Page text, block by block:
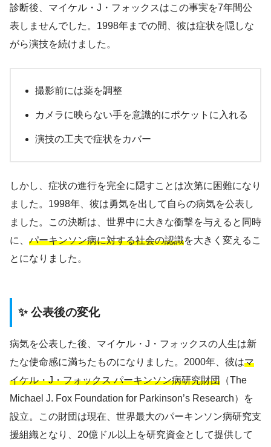
診断後、マイケル・J・フォックスはこの事実を7年間公
表しませんでした。1998年までの間、彼は症状を隠しな
がら演技を続けました。
撮影前には薬を調整
カメラに映らない手を意識的にポケットに入れる
演技の工夫で症状をカバー
しかし、症状の進行を完全に隠すことは次第に困難になり
ました。1998年、彼は勇気を出して自らの病気を公表し
ました。この決断は、世界中に大きな衝撃を与えると同時
に、 パーキンソン病に対する社会の認識を大きく変えるこ
とになりました。
✨ 公表後の変化
病気を公表した後、マイケル・J・フォックスの人生は新
たな使命感に満ちたものになりました。2000年、彼はマ
イケル・J・フォックス パーキンソン病研究財団 （The
Michael J. Fox Foundation for Parkinson’s Research）を
設立。この財団は現在、世界最大のパーキンソン病研究支
援組織となり、20億ドル以上を研究資金として提供して